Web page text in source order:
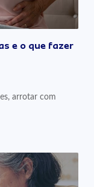
e o que fazer
arrotar com